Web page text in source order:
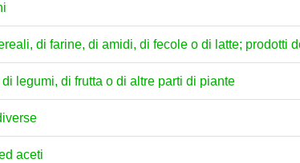
di farine, di amidi, di fecole o di latte; prodotti
legumi, di frutta o di altre parti di piante
aceti